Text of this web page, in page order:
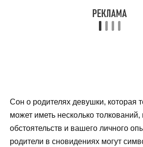
Сон о родителях девушки, которая
может иметь несколько толкований,
обстоятельств и вашего личного
родители в сновидениях могут